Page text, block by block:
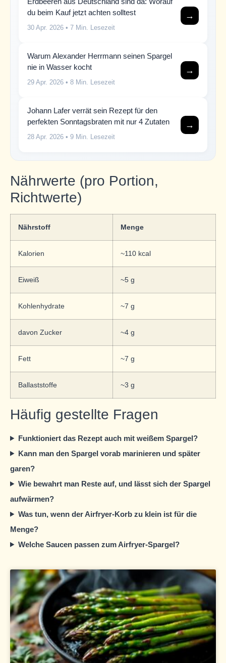
du beim Kauf jetzt achten solltest
30 Apr. 2026 • 7 Min. Lesezeit
→
Warum Alexander Herrmann seinen Spargel
nie in Wasser kocht
29 Apr. 2026 • 8 Min. Lesezeit
→
Johann Lafer verrät sein Rezept für den
perfekten Sonntagsbraten mit nur 4 Zutaten
28 Apr. 2026 • 9 Min. Lesezeit
→
Nährwerte (pro Portion,
Richtwerte)
Nährstoff Menge
Kalorien ~110 kcal
Eiweiß ~5 g
Kohlenhydrate ~7 g
davon Zucker ~4 g
Fett ~7 g
Ballaststoffe ~3 g
Häufig gestellte Fragen
Funktioniert das Rezept auch mit weißem Spargel?
Kann man den Spargel vorab marinieren und später
garen?
Wie bewahrt man Reste auf, und lässt sich der Spargel
aufwärmen?
Was tun, wenn der Airfryer-Korb zu klein ist für die
Menge?
Welche Saucen passen zum Airfryer-Spargel?